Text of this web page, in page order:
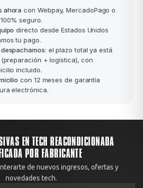
ahora con Webpay, MercadoPago o
seguro.
directo desde Estados Unidos
tu pago.
: el plazo total ya está
+ logística), con
incluido.
con 12 meses de garantía
electrónica.
EN TECH REACONDICIONADA
POR FABRICANTE
de nuevos ingresos, ofertas y
novedades tech.